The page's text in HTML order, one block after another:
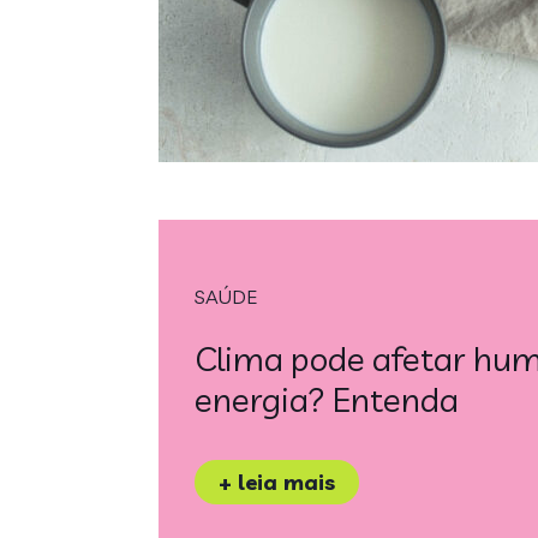
SAÚDE
Clima pode afetar
energia? Entenda
+ leia mais